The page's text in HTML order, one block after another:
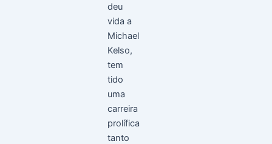
deu
vida a
Michael
Kelso,
tem
tido
uma
carreira
prolífica
tanto